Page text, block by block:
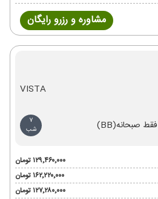
مشاوره و رزرو رایگان
VISTA
فقط صبحانه(BB)
7
شب
۱۲۹٬۴۶۰٬۰۰۰ تومان
۱۶۲٬۲۲۰٬۰۰۰ تومان
۱۲۷٬۲۸۰٬۰۰۰ تومان